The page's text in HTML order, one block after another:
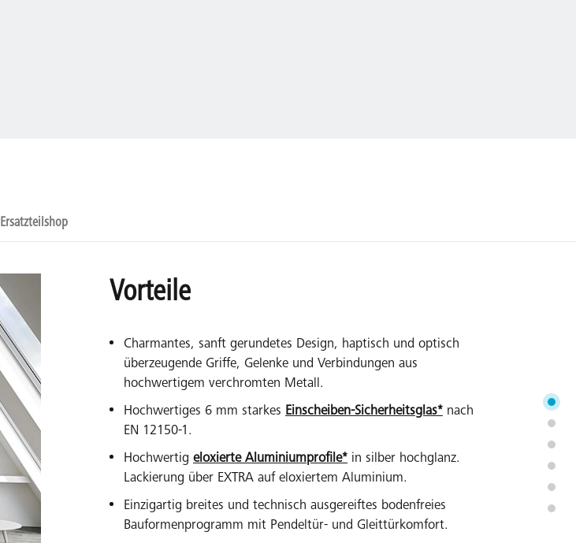
Ersatzteilshop
Vorteile
Charmantes, sanft gerundetes Design, haptisch und optisch
überzeugende Griffe, Gelenke und Verbindungen aus
hochwertigem verchromten Metall.
Hochwertiges 6 mm starkes Einscheiben-Sicherheitsglas* nach
EN 12150-1.
Hochwertig eloxierte Aluminiumprofile* in silber hochglanz.
Lackierung über EXTRA auf eloxiertem Aluminium.
Einzigartig breites und technisch ausgereiftes bodenfreies
Bauformenprogramm mit Pendeltür- und Gleittürkomfort.